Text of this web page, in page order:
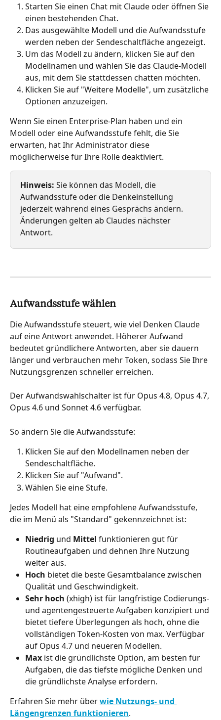
Starten Sie einen Chat mit Claude oder öffnen Sie
einen bestehenden Chat.
Das ausgewählte Modell und die Aufwandsstufe
werden neben der Sendeschaltfläche angezeigt.
Um das Modell zu ändern, klicken Sie auf den
Modellnamen und wählen Sie das Claude-Modell
aus, mit dem Sie stattdessen chatten möchten.
Klicken Sie auf "Weitere Modelle", um zusätzliche
Optionen anzuzeigen.
Wenn Sie einen Enterprise-Plan haben und ein
Modell oder eine Aufwandsstufe fehlt, die Sie
erwarten, hat Ihr Administrator diese
möglicherweise für Ihre Rolle deaktiviert.
Hinweis: Sie können das Modell, die
Aufwandsstufe oder die Denkeinstellung
jederzeit während eines Gesprächs ändern.
Änderungen gelten ab Claudes nächster
Antwort.
Aufwandsstufe wählen
Die Aufwandsstufe steuert, wie viel Denken Claude
auf eine Antwort anwendet. Höherer Aufwand
bedeutet gründlichere Antworten, aber sie dauern
länger und verbrauchen mehr Token, sodass Sie Ihre
Nutzungsgrenzen schneller erreichen.
Der Aufwandswahlschalter ist für Opus 4.8, Opus 4.7,
Opus 4.6 und Sonnet 4.6 verfügbar.
So ändern Sie die Aufwandsstufe:
Klicken Sie auf den Modellnamen neben der
Sendeschaltfläche.
Klicken Sie auf "Aufwand".
Wählen Sie eine Stufe.
Jedes Modell hat eine empfohlene Aufwandsstufe,
die im Menü als "Standard" gekennzeichnet ist:
Niedrig und Mittel funktionieren gut für
Routineaufgaben und dehnen Ihre Nutzung
weiter aus.
Hoch bietet die beste Gesamtbalance zwischen
Qualität und Geschwindigkeit.
Sehr hoch (xhigh) ist für langfristige Codierungs-
und agentengesteuerte Aufgaben konzipiert und
bietet tiefere Überlegungen als hoch, ohne die
vollständigen Token-Kosten von max. Verfügbar
auf Opus 4.7 und neueren Modellen.
Max ist die gründlichste Option, am besten für
Aufgaben, die das tiefste mögliche Denken und
die gründlichste Analyse erfordern.
Erfahren Sie mehr über wie Nutzungs- und
Längengrenzen funktionieren.